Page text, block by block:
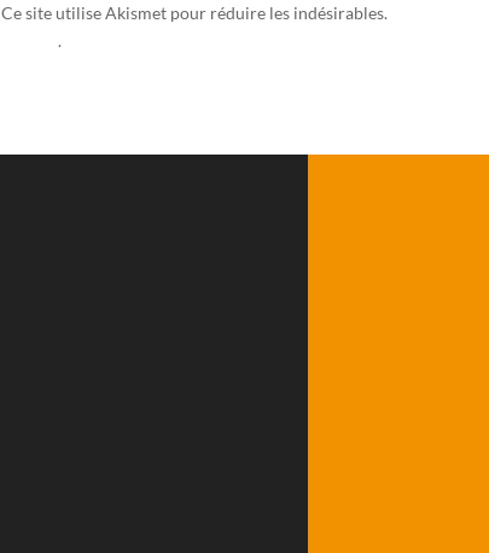
Ce site utilise Akismet pour réduire les indésirables.
.